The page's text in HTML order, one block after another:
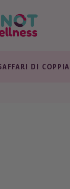
AFFARI DI COPPIA